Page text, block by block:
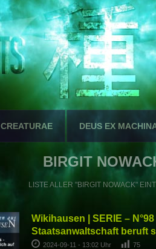
CREATURAE DEUS EX
BIRGIT
LISTE ALLER "BIRGIT NOWACK"
Wikihausen | SERIE –
Staatsanwaltschaft beruft
2024-09-11 - 13:02 Uhr 75